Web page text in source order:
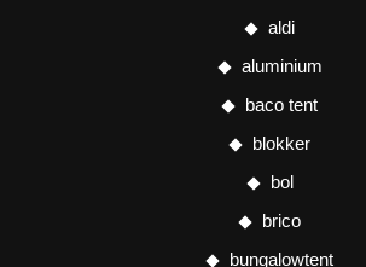
aldi
aluminium
baco tent
blokker
bol
brico
bungalowtent